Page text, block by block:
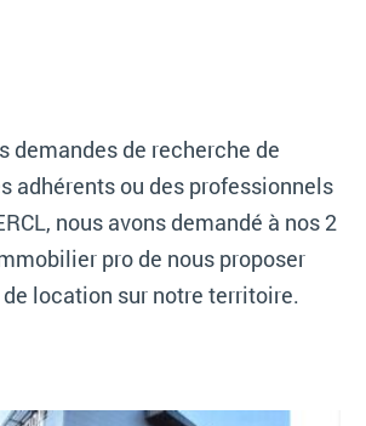
demandes de recherche de
adhérents ou des professionnels
nous avons demandé à nos 2
pro de nous proposer
location sur notre territoire.